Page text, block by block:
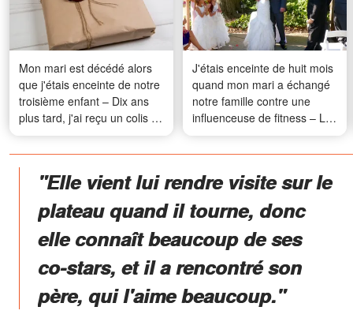
Mon mari est décédé alors
que j'étais enceinte de notre
troisième enfant – Dix ans
plus tard, j'ai reçu un colis de
sa part le jour de mon 49e
anniversaire
J'étais enceinte de huit mois
quand mon mari a échangé
notre famille contre une
influenceuse de fitness – Le
cadeau que j'ai envoyé à
leur mariage a laissé les
choc
"Elle vient lui rendre visite sur le
plateau quand il tourne, donc
elle connaît beaucoup de ses
co-stars, et il a rencontré son
père, qui l'aime beaucoup."